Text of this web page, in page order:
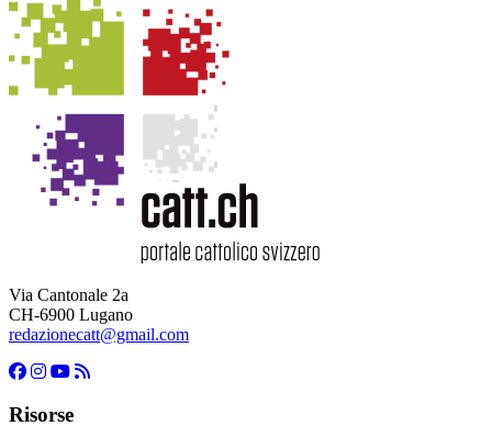
Via Cantonale 2a
CH-6900 Lugano
redazionecatt@gmail.com
Risorse